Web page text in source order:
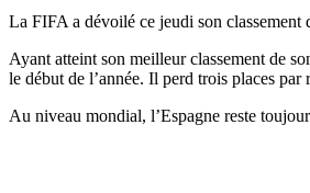
La FIFA a dévoilé ce jeudi son classement
Ayant atteint son meilleur classement de
le début de l’année. Il perd trois places par
Au niveau mondial, l’Espagne reste